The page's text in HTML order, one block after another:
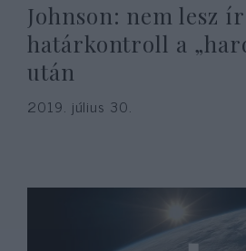
Johnson: nem lesz ír
határkontroll a
után
2019. július 30.